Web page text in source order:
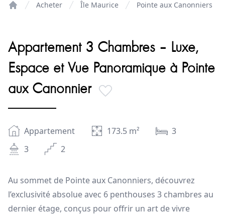
Acheter Île Maurice Pointe aux Canonniers
Appartement 3 Chambres – Luxe,
Espace et Vue Panoramique à Pointe
aux Canonnier
Appartement 173.5 m²
3
3
2
Au sommet de Pointe aux Canonniers, découvrez
l’exclusivité absolue avec 6 penthouses 3 chambres au
dernier étage, conçus pour offrir un art de vivre